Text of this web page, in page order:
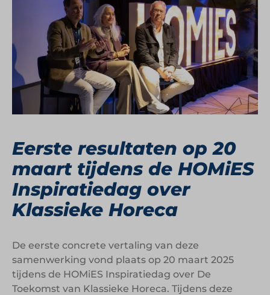
Eerste resultaten op 20
maart tijdens de HOMiES
Inspiratiedag over
Klassieke Horeca
De eerste concrete vertaling van deze
samenwerking vond plaats op 20 maart 2025
tijdens de HOMiES Inspiratiedag over De
Toekomst van Klassieke Horeca. Tijdens deze